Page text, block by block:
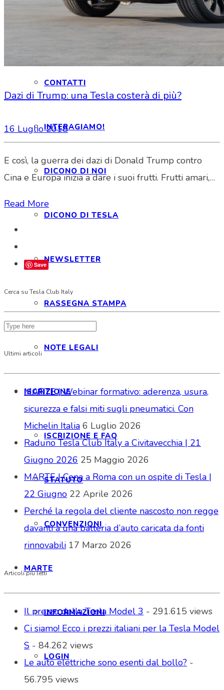
CONTATTI
INTERAGIAMO!
DICONO DI NOI
DICONO DI TESLA
NEWSLETTER
RASSEGNA STAMPA
NOTE LEGALI
ISCRIZIONE
ISCRIZIONE E FAQ
STATUTO
CONVENZIONI
MARTE
INFORMAZIONI
LOGIN
Dazi di Trump: una Tesla costerà di più?
16 Luglio 2018
E così, la guerra dei dazi di Donald Trump contro
Cina e Europa inizia a dare i suoi frutti. Frutti amari,…
Read More
Save
Cerca su Tesla Club Italy
Ultimi articoli
MARTE | Webinar formativo: aderenza, usura,
sicurezza e falsi miti sugli pneumatici. Con
Michelin Italia 6 Luglio 2026
Raduno Tesla Club Italy a Civitavecchia | 21
Giugno 2026 25 Maggio 2026
MARTE | Cena a Roma con un ospite di Tesla |
22 Giugno 22 Aprile 2026
Perché la regola del cliente nascosto non regge
davanti a una batteria d’auto caricata da fonti
rinnovabili 17 Marzo 2026
Articoli più letti
Il prezzo della Tesla Model 3 - 291.615 views
Ci siamo! Ecco i prezzi italiani per la Tesla Model
S - 84.262 views
Le auto elettriche sono esenti dal bollo? -
56.795 views